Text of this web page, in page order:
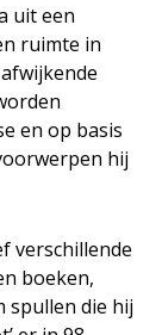
uit een
ruimte in
en op basis
hij
verschillende
boeken,
spullen die hij